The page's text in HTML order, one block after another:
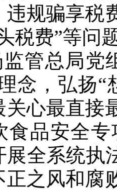
违规骗享税
税费”等问
管总局党
念，弘扬
关心最直接
食品安全
展全系统执
正之风和腐